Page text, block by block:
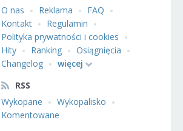
O nas
Reklama
FAQ
Kontakt
Regulamin
Polityka prywatności i cookies
Hity
Ranking
Osiągnięcia
Changelog
więcej
RSS
Wykopane
Wykopalisko
Komentowane